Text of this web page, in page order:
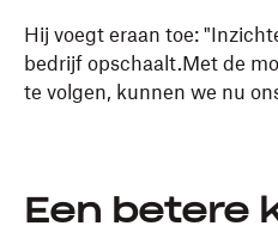
Hij voegt eraan toe:
bedrijf opschaalt.Met de
te volgen, kunnen we nu
Een betere